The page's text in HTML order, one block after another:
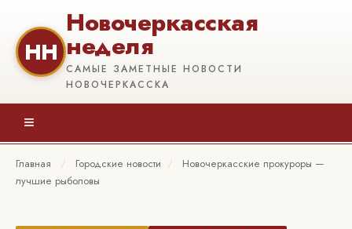
НН
Новочеркасская
неделя
САМЫЕ ЗАМЕТНЫЕ НОВОСТИ
НОВОЧЕРКАССКА
≡
Главная / Городские новости /
Новочеркасские прокуроры —
лучшие рыболовы